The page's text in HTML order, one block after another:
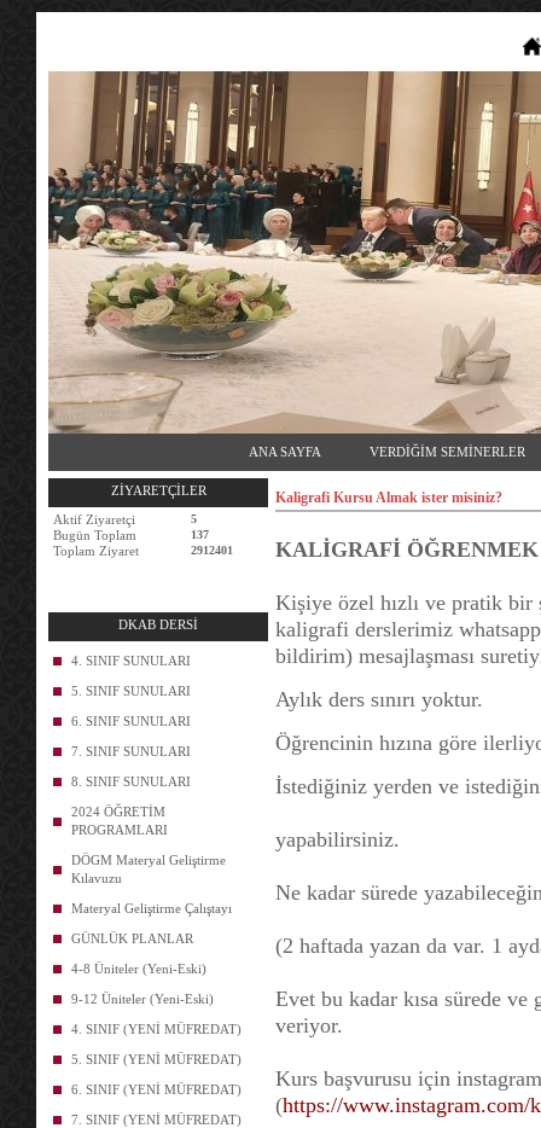
ANA SAYFA VERDİĞİM SEMİNERLER
ZİYARETÇİLER
Aktif Ziyaretçi
5
Bugün Toplam 137
Toplam Ziyaret 2912401
DKAB DERSİ
4. SINIF SUNULARI
5. SINIF SUNULARI
6. SINIF SUNULARI
7. SINIF SUNULARI
8. SINIF SUNULARI
2024 ÖĞRETİM
PROGRAMLARI
DÖGM Materyal Geliştirme
Kılavuzu
Materyal Geliştirme Çalıştayı
GÜNLÜK PLANLAR
4-8 Üniteler (Yeni-Eski)
9-12 Üniteler (Yeni-Eski)
4. SINIF (YENİ MÜFREDAT)
5. SINIF (YENİ MÜFREDAT)
6. SINIF (YENİ MÜFREDAT)
7. SINIF (YENİ MÜFREDAT)
Kaligrafi Kursu Almak ister misiniz?
KALİGRAFİ
Kişiye özel hızlı ve pratik
kaligrafi derslerimiz
bildirim) mesajlaşması
Aylık ders sınırı yoktur.
Öğrencinin hızına göre
İstediğiniz yerden ve
yapabilirsiniz.
Ne kadar sürede
(2 haftada yazan da var. 1
Evet bu kadar kısa sürede ve
veriyor.
Kurs başvurusu için instagram
(https://www.instagram.com/